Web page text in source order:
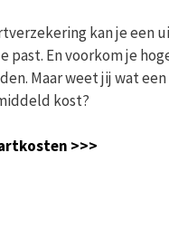
kan je een
past. En voorkom je
Maar weet jij wat
kost?
>>>